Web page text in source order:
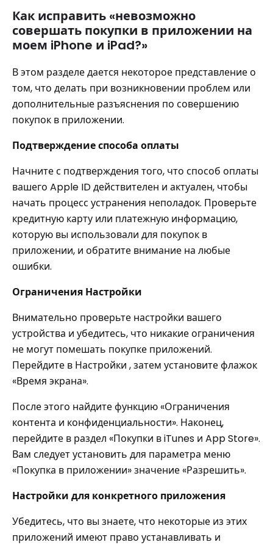
Как исправить «невозможно
совершать покупки в приложении на
моем iPhone и iPad?»
В этом разделе дается некоторое представление о
том, что делать при возникновении проблем или
дополнительные разъяснения по совершению
покупок в приложении.
Подтверждение способа оплаты
Начните с подтверждения того, что способ оплаты
вашего Apple ID действителен и актуален, чтобы
начать процесс устранения неполадок. Проверьте
кредитную карту или платежную информацию,
которую вы использовали для покупок в
приложении, и обратите внимание на любые
ошибки.
Ограничения Настройки
Внимательно проверьте настройки вашего
устройства и убедитесь, что никакие ограничения
не могут помешать покупке приложений.
Перейдите в Настройки , затем установите флажок
«Время экрана».
После этого найдите функцию «Ограничения
контента и конфиденциальности». Наконец,
перейдите в раздел «Покупки в iTunes и App Store».
Вам следует установить для параметра меню
«Покупка в приложении» значение «Разрешить».
Настройки для конкретного приложения
Убедитесь, что вы знаете, что некоторые из этих
приложений имеют право устанавливать и